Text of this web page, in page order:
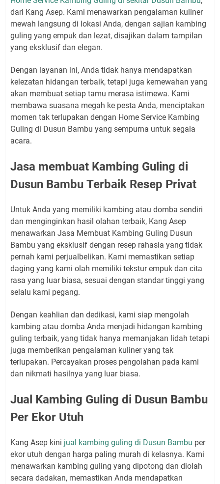
dari Kang Asep. Kami menawarkan pengalaman kuliner
mewah langsung di lokasi Anda, dengan sajian kambing
guling yang empuk dan lezat, disajikan dalam tampilan
yang eksklusif dan elegan.
Dengan layanan ini, Anda tidak hanya mendapatkan
kelezatan hidangan terbaik, tetapi juga kemewahan yang
akan membuat setiap tamu merasa istimewa. Kami
membawa suasana megah ke pesta Anda, menciptakan
momen tak terlupakan dengan Home Service Kambing
Guling di Dusun Bambu yang sempurna untuk segala
acara.
Jasa membuat Kambing Guling di
Dusun Bambu Terbaik Resep Privat
Untuk Anda yang memiliki kambing atau domba sendiri
dan menginginkan hasil olahan terbaik, Kang Asep
menawarkan Jasa Membuat Kambing Guling Dusun
Bambu yang eksklusif dengan resep rahasia yang tidak
pernah kami perjualbelikan. Kami memastikan setiap
daging yang kami olah memiliki tekstur empuk dan cita
rasa yang luar biasa, sesuai dengan standar tinggi yang
selalu kami pegang.
Dengan keahlian dan dedikasi, kami siap mengolah
kambing atau domba Anda menjadi hidangan kambing
guling terbaik, yang tidak hanya memanjakan lidah tetapi
juga memberikan pengalaman kuliner yang tak
terlupakan. Percayakan proses pengolahan pada kami
dan nikmati hasilnya yang luar biasa.
Jual Kambing Guling di Dusun Bambu
Per Ekor Utuh
Kang Asep kini jual kambing guling di Dusun Bambu per
ekor utuh dengan harga paling murah di kelasnya. Kami
menawarkan kambing guling yang dipotong dan diolah
secara dadakan, memastikan Anda mendapatkan